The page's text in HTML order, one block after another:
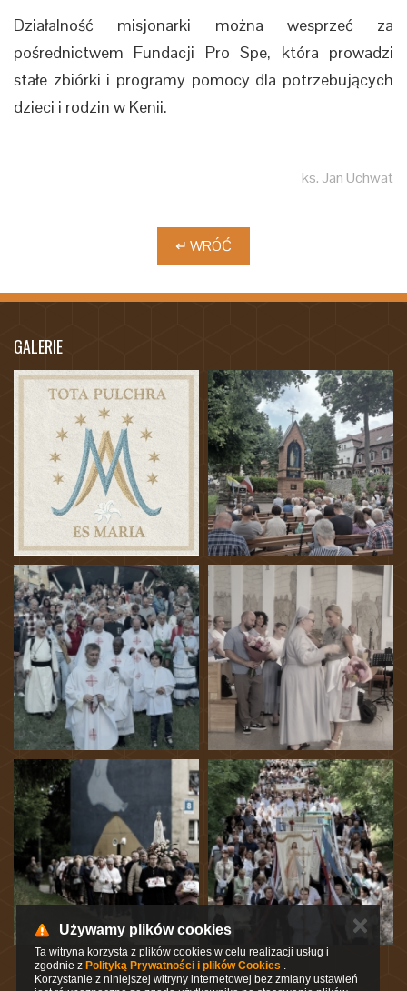
Działalność misjonarki można wesprzeć za
pośrednictwem Fundacji Pro Spe, która prowadzi
stałe zbiórki i programy pomocy dla potrzebujących
dzieci i rodzin w Kenii.
ks. Jan Uchwat
↵ WRÓĆ
GALERIE
Używamy plików cookies
Ta witryna korzysta z plików cookies w celu realizacji usług i
zgodnie z Polityką Prywatności i plików Cookies .
Korzystanie z niniejszej witryny internetowej bez zmiany ustawień
✕